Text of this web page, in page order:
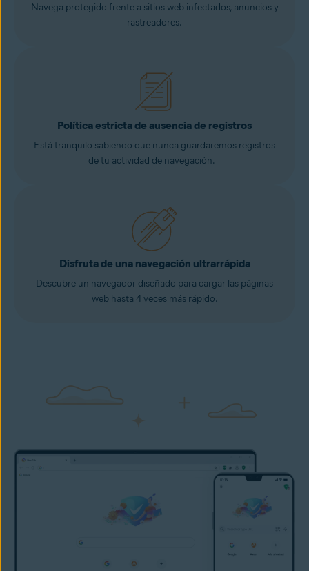
Navega protegido frente a sitios web infectados, anuncios y
rastreadores.
Política estricta de ausencia de registros
Está tranquilo sabiendo que nunca guardaremos registros
de tu actividad de navegación.
Disfruta de una navegación ultrarrápida
Descubre un navegador diseñado para cargar las páginas
web hasta 4 veces más rápido.